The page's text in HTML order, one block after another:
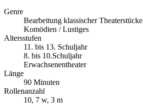
Genre
Bearbeitung klassischer Theaterstücke
Komödien / Lustiges
Altersstufen
11. bis 13. Schuljahr
8. bis 10.Schuljahr
Erwachsenentheater
Länge
90 Minuten
Rollenanzahl
10, 7 w, 3 m